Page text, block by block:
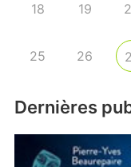
18 19
25 26
Dernières